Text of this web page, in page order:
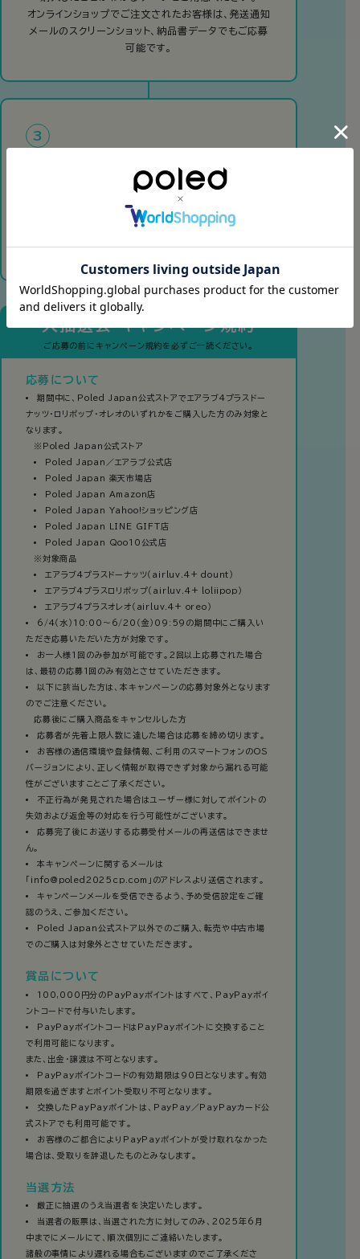
オンラインショップでご注文されたお客様は、発送通知
メールのスクリーンショット、納品書データでもご応募
可能です。
3
必要事項を入力し応募する
下記のキャンペーン規約を確認の上、応募フォ
大抽選会 キャンペーン規約
ご応募の前にキャンペーン規約を必ずご一読ください。
応募について
期間中に、Poled Japan公式ストアでエアラブ4プラスドー
ナッツ・ロリポップ・オレオのいずれかをご購入した方のみ対象と
なります。
※Poled Japan公式ストア
Poled Japan／エアラブ公式店
Poled Japan 楽天市場店
Poled Japan Amazon店
Poled Japan Yahoo!ショッピング店
Poled Japan LINE GIFT店
Poled Japan Qoo10公式店
※対象商品
エアラブ4プラスドーナッツ（airluv.4+ dount）
エアラブ4プラスロリポップ（airluv.4+ loliipop）
エアラブ4プラスオレオ（airluv.4+ oreo）
6/4（水）10:00～6/20（金）09:59の期間中にご購入い
ただき応募いただいた方が対象です。
お一人様1回のみ参加が可能です。2回以上応募された場合
は、最初の応募1回のみ有効とさせていただきます。
以下に該当した方は、本キャンペーンの応募対象外となります
のでご注意ください。
応募後にご購入商品をキャンセルした方
応募者が先着上限人数に達した場合は応募を締め切ります。
お客様の通信環境や登録情報、ご利用のスマートフォンのOS
バージョンにより、正しく情報が取得できず対象から漏れる可能
性がございますことご了承ください。
不正行為が発見された場合はユーザー様に対してポイントの
失効および返金等の対応を行う可能性がございます。
応募完了後にお送りする応募受付メールの再送信はできませ
ん。
本キャンペーンに関するメールは
「info@poled2025cp.com」のアドレスより送信されます。
キャンペーンメールを受信できるよう、予め受信設定をご確
認のうえ、ご参加ください。
Poled Japan公式ストア以外でのご購入、転売や中古市場
でのご購入は対象外とさせていただきます。
賞品について
100,000円分のPayPayポイントはすべて、PayPayポイ
ントコードで付与いたします。
PayPayポイントコードはPayPayポイントに交換すること
で利用可能になります。
また、出金・譲渡は不可となります。
PayPayポイントコードの有効期限は90日となります。有効
期限を過ぎますとポイント受取り不可となります。
交換したPayPayポイントは、PayPay／PayPayカード公
式ストアでも利用可能です。
お客様のご都合によりPayPayポイントが受け取れなかった
場合は、受取りを辞退したものとみなします。
当選方法
厳正に抽選のうえ当選者を決定いたします。
当選者の販票は、当選された方に対してのみ、2025年6月
中までにメールにて、順次個別にご連絡いたします。
諸般の事情により遅れる場合もございますのでご了承くださ